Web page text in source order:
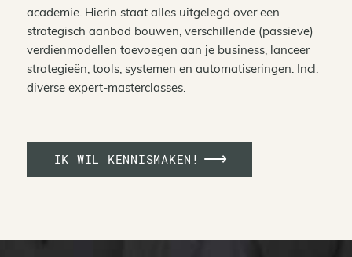
academie. Hierin staat alles uitgelegd over een
strategisch aanbod bouwen, verschillende (passieve)
verdienmodellen toevoegen aan je business, lanceer
strategieën, tools, systemen en automatiseringen. Incl.
diverse expert-masterclasses.
IK WIL KENNISMAKEN!